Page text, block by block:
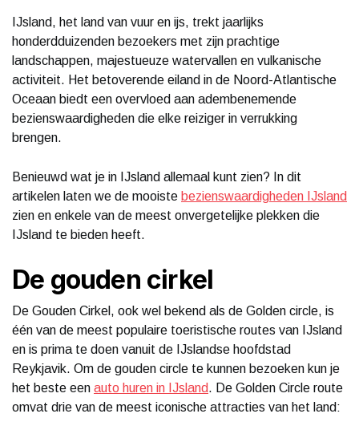
IJsland, het land van vuur en ijs, trekt jaarlijks
honderdduizenden bezoekers met zijn prachtige
landschappen, majestueuze watervallen en vulkanische
activiteit. Het betoverende eiland in de Noord-Atlantische
Oceaan biedt een overvloed aan adembenemende
bezienswaardigheden die elke reiziger in verrukking
brengen.
Benieuwd wat je in IJsland allemaal kunt zien? In dit
artikelen laten we de mooiste bezienswaardigheden IJsland
zien en enkele van de meest onvergetelijke plekken die
IJsland te bieden heeft.
De gouden cirkel
De Gouden Cirkel, ook wel bekend als de Golden circle, is
één van de meest populaire toeristische routes van IJsland
en is prima te doen vanuit de IJslandse hoofdstad
Reykjavik. Om de gouden circle te kunnen bezoeken kun je
het beste een auto huren in IJsland. De Golden Circle route
omvat drie van de meest iconische attracties van het land: